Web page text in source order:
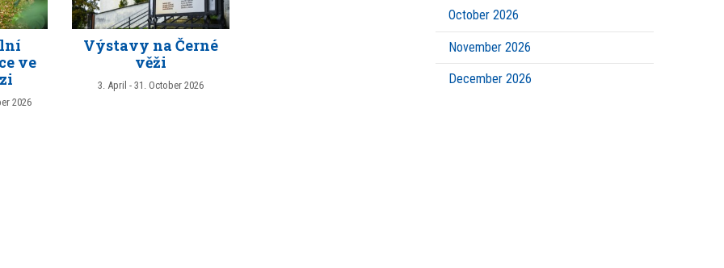
ve
2026
Výstavy na Černé
věži
3. April - 31. October 2026
October 2026
November 2026
December 2026